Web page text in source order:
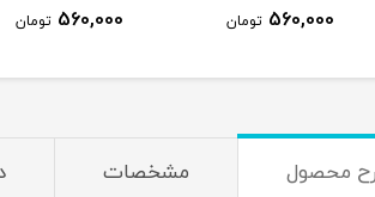
560,000 تومان 560,000 تومان
محصول مشخصات